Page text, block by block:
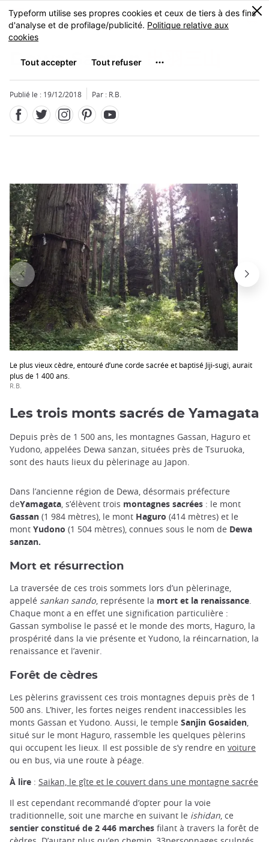
Skip
to
main
MENU
0
Dewa Sanzan 出羽三山
Publié le : 19/12/2018 Par : R.B.
Le plus vieux cèdre, entouré d’une corde sacrée et baptisé Jiji-sugi, aurait
plus de 1 400 ans.
R.B.
Fermer
Les trois monts sacrés de Yamagata
Depuis près de 1 500 ans, les montagnes Gassan, Haguro et
Yudono, appelées Dewa sanzan, situées près de Tsuruoka,
sont des hauts lieux du pèlerinage au Japon.
Dans l’ancienne région de Dewa, désormais préfecture
deYamagata, s’élèvent trois montagnes sacrées : le mont
Gassan (1 984 mètres), le mont Haguro (414 mètres) et le
mont Yudono (1 504 mètres), connues sous le nom de Dewa
sanzan.
Mort et résurrection
La traversée de ces trois sommets lors d’un pèlerinage,
appelé sankan sando, représente la mort et la renaissance.
Chaque mont a en effet une signification particulière :
Gassan symbolise le passé et le monde des morts, Haguro, la
prospérité dans la vie présente et Yudono, la réincarnation, la
renaissance et l’avenir.
Forêt de cèdres
Les pèlerins gravissent ces trois montagnes depuis près de 1
500 ans. L’hiver, les fortes neiges rendent inaccessibles les
monts Gassan et Yudono. Aussi, le temple Sanjin Gosaiden,
situé sur le mont Haguro, rassemble les quelques pèlerins
qui occupent les lieux. Il est possible de s’y rendre en voiture
ou en bus, via une route à péage.
À lire : Saikan, le gîte et le couvert dans une montagne sacrée
Il est cependant recommandé d’opter pour la voie
traditionnelle, soit une marche en suivant le ishidan , ce
sentier constitué de 2 446 marches filant à travers la forêt de